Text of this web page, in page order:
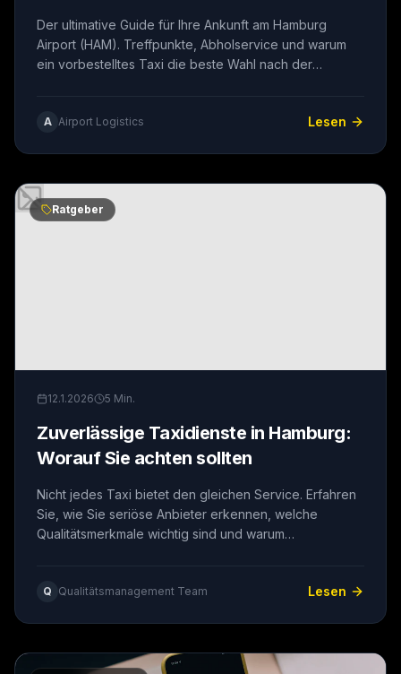
Der ultimative Guide für Ihre Ankunft am Hamburg
Airport (HAM). Treffpunkte, Abholservice und warum
ein vorbestelltes Taxi die beste Wahl nach der
A Airport Logistics Lesen
Ratgeber
12.1.2026 5 Min.
Zuverlässige Taxidienste in Hamburg:
Worauf Sie achten sollten
Nicht jedes Taxi bietet den gleichen Service. Erfahren
Sie, wie Sie seriöse Anbieter erkennen, welche
Qualitätsmerkmale wichtig sind und warum
Q Qualitätsmanagement Team Lesen